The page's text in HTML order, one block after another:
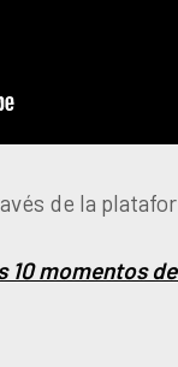
de la
10 momentos